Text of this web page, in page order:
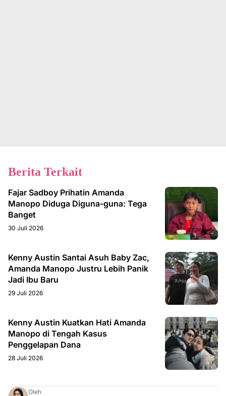
Berita Terkait
Fajar Sadboy Prihatin Amanda
Manopo Diduga Diguna-guna: Tega
Banget
30 Juli 2026
Kenny Austin Santai Asuh Baby Zac,
Amanda Manopo Justru Lebih Panik
Jadi Ibu Baru
29 Juli 2026
Kenny Austin Kuatkan Hati Amanda
Manopo di Tengah Kasus
Penggelapan Dana
28 Juli 2026
Oleh